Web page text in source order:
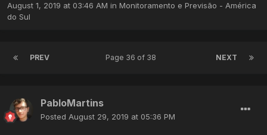
August 1, 2019 at 03:46 AM in Monitoramento e Previsão - América
do Sul
PREV NEXT
Page 36 of 38
PabloMartins
Posted August 29, 2019 at 05:36 PM